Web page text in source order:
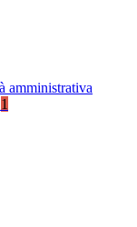
amministrativa
1